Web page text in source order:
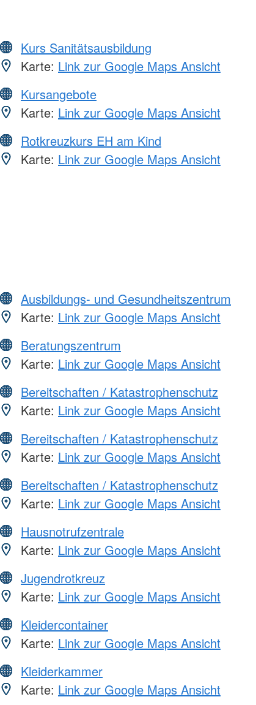
Kurs Sanitätsausbildung
Karte: Link zur Google Maps Ansicht
Kursangebote
Karte: Link zur Google Maps Ansicht
Rotkreuzkurs EH am Kind
Karte: Link zur Google Maps Ansicht
Ausbildungs- und Gesundheitszentrum
Karte: Link zur Google Maps Ansicht
Beratungszentrum
Karte: Link zur Google Maps Ansicht
Bereitschaften / Katastrophenschutz
Karte: Link zur Google Maps Ansicht
Bereitschaften / Katastrophenschutz
Karte: Link zur Google Maps Ansicht
Bereitschaften / Katastrophenschutz
Karte: Link zur Google Maps Ansicht
Hausnotrufzentrale
Karte: Link zur Google Maps Ansicht
Jugendrotkreuz
Karte: Link zur Google Maps Ansicht
Kleidercontainer
Karte: Link zur Google Maps Ansicht
Kleiderkammer
Karte: Link zur Google Maps Ansicht